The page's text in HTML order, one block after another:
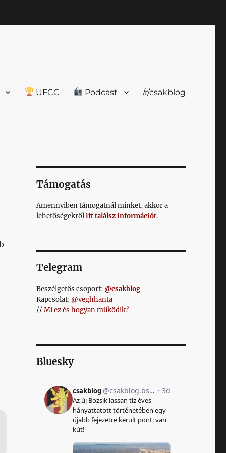
UFCC Podcast /r/csakblog
Támogatás
Amennyiben támogatnál minket, akkor a
lehetőségekrőlitt találsz információt.
Telegram
Beszélgetős csoport: @csakblog
Kapcsolat: @veghhanta
// Mi ez és hogyan működik?
Bluesky